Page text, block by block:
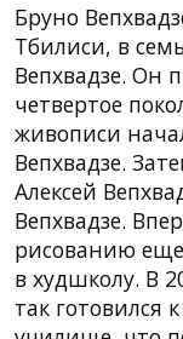
Бруно
Тбилиси, в
Вепхвадзе. Он
четвертое
живописи
Вепхвадзе.
Алексей
Вепхвадзе.
рисованию еще
в худшколу. В
так готовился